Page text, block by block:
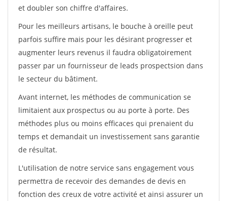
et doubler son chiffre d'affaires.
Pour les meilleurs artisans, le bouche à oreille peut
parfois suffire mais pour les désirant progresser et
augmenter leurs revenus il faudra obligatoirement
passer par un fournisseur de leads prospectsion dans
le secteur du bâtiment.
Avant internet, les méthodes de communication se
limitaient aux prospectus ou au porte à porte. Des
méthodes plus ou moins efficaces qui prenaient du
temps et demandait un investissement sans garantie
de résultat.
L'utilisation de notre service sans engagement vous
permettra de recevoir des demandes de devis en
fonction des creux de votre activité et ainsi assurer un